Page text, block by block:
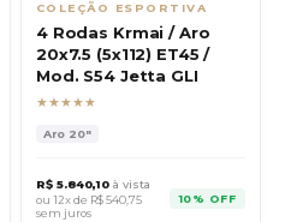
COLEÇÃO ESPORTIVA
4 Rodas Krmai / Aro
20x7.5 (5x112) ET45 /
Mod. S54 Jetta GLI
★★★★★
Aro 20"
R$ 5.840,10 à vista
ou 12x de R$540,75
sem juros
10% OFF